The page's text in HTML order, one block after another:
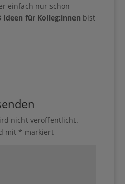
einfach nur schön
Ideen für Kolleg:innen bist
nicht veröffentlicht.
mit * markiert